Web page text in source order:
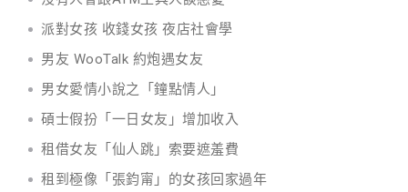
派對女孩 收錢女孩 夜店社會學
男友 WooTalk 約炮遇女友
男女愛情小說之「鐘點情人」
碩士假扮「一日女友」增加收入
租借女友「仙人跳」索要遮羞費
租到極像「張鈞甯」的女孩回家過年